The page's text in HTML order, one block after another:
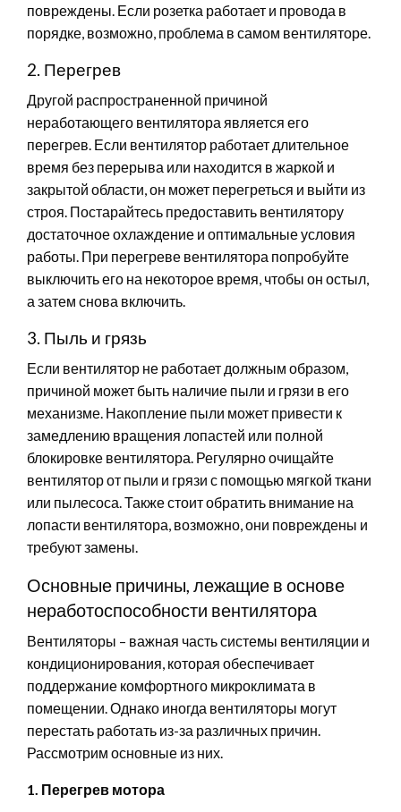
повреждены. Если розетка работает и провода в
порядке, возможно, проблема в самом вентиляторе.
2. Перегрев
Другой распространенной причиной
неработающего вентилятора является его
перегрев. Если вентилятор работает длительное
время без перерыва или находится в жаркой и
закрытой области, он может перегреться и выйти из
строя. Постарайтесь предоставить вентилятору
достаточное охлаждение и оптимальные условия
работы. При перегреве вентилятора попробуйте
выключить его на некоторое время, чтобы он остыл,
а затем снова включить.
3. Пыль и грязь
Если вентилятор не работает должным образом,
причиной может быть наличие пыли и грязи в его
механизме. Накопление пыли может привести к
замедлению вращения лопастей или полной
блокировке вентилятора. Регулярно очищайте
вентилятор от пыли и грязи с помощью мягкой ткани
или пылесоса. Также стоит обратить внимание на
лопасти вентилятора, возможно, они повреждены и
требуют замены.
Основные причины, лежащие в основе
неработоспособности вентилятора
Вентиляторы – важная часть системы вентиляции и
кондиционирования, которая обеспечивает
поддержание комфортного микроклимата в
помещении. Однако иногда вентиляторы могут
перестать работать из-за различных причин.
Рассмотрим основные из них.
1. Перегрев мотора